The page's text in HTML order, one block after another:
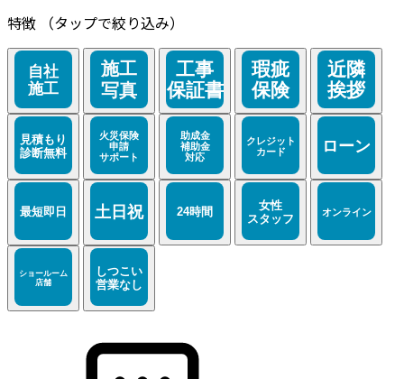
特徴
（タップで絞り込み）